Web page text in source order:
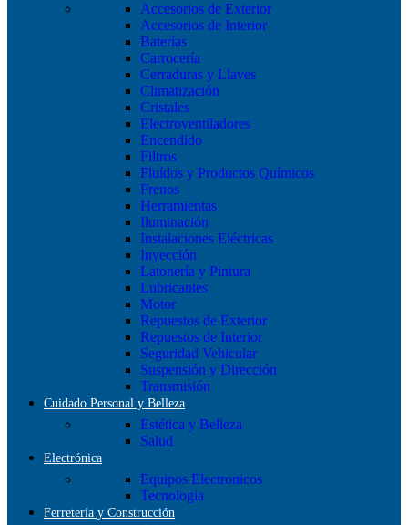
Accesorios de Exterior
Accesorios de Interior
Baterías
Carrocería
Cerraduras y Llaves
Climatización
Cristales
Electroventiladores
Encendido
Filtros
Fluídos y Productos Químicos
Frenos
Herramientas
Iluminación
Instalaciones Eléctricas
Inyección
Latonería y Pintura
Lubricantes
Motor
Repuestos de Exterior
Repuestos de Interior
Seguridad Vehicular
Suspensión y Dirección
Transmisión
Cuidado Personal y Belleza
Estética y Belleza
Salud
Electrónica
Equipos Electronicos
Tecnologia
Ferretería y Construcción